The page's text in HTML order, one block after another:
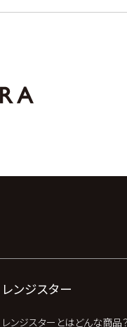
レンジスター
レンジスターとはどんな商品？